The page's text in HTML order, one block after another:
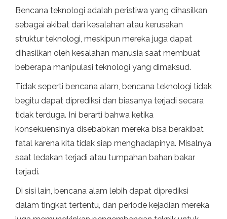
Bencana teknologi adalah peristiwa yang dihasilkan
sebagai akibat dari kesalahan atau kerusakan
struktur teknologi, meskipun mereka juga dapat
dihasilkan oleh kesalahan manusia saat membuat
beberapa manipulasi teknologi yang dimaksud.
Tidak seperti bencana alam, bencana teknologi tidak
begitu dapat diprediksi dan biasanya terjadi secara
tidak terduga. Ini berarti bahwa ketika
konsekuensinya disebabkan mereka bisa berakibat
fatal karena kita tidak siap menghadapinya. Misalnya
saat ledakan terjadi atau tumpahan bahan bakar
terjadi.
Di sisi lain, bencana alam lebih dapat diprediksi
dalam tingkat tertentu, dan periode kejadian mereka